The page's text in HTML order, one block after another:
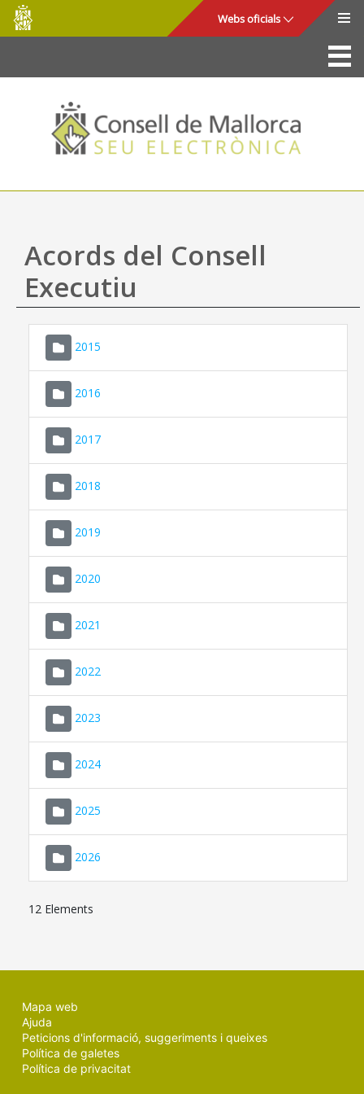
Salta al contingut principal
Consell
de
Mallorca
Webs oficials
La Seu
Consell de Mallorca
Accés i seguretat
Utilitats
Ajuda
Acords del Consell
Executiu
2015
2016
2017
2018
2019
2020
2021
2022
2023
2024
2025
2026
12 Elements
Mapa web
Ajuda
Peticions d'informació, suggeriments i queixes
Política de galetes
Política de privacitat